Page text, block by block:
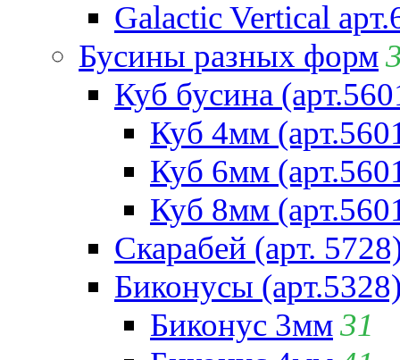
Galactic Vertical
Бусины разных форм
Куб бусина
Куб 4мм
Куб 6мм
Куб 8мм
Скарабей (арт.
Биконусы
Биконус 3мм31